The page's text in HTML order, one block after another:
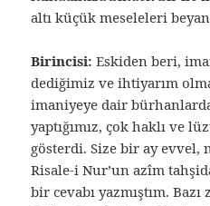
altı küçük meseleleri
Birincisi: Eskiden beri,
dediğimiz ve ihtiyarım
imaniyeye dair
yaptığımız, çok haklı ve
gösterdi. Size bir ay evvel,
Risale-i Nur’un azîm
bir cevabı yazmıştım.